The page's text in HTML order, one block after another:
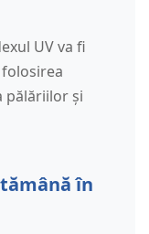
UV va fi
pălăriilor și
în